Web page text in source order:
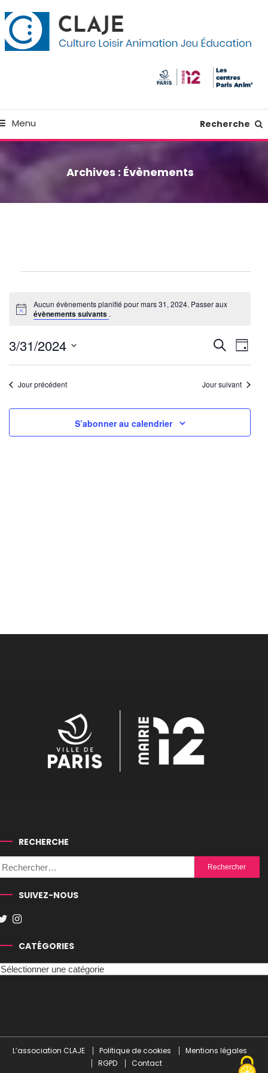
Menu Recherche
Archives : Évènements
mars
2024
Notice
Aucun évènements planifié pour mars 31, 2024. Passer aux
évènements suivants .
et
de
vues
Recherche
de
Jour
3/31/2024
Sélectionnez
uneJour précédent Jour suivant
S’abonner au calendrier
RECHERCHE
Rechercher :
SUIVEZ-NOUS
CATÉGORIES
L’association CLAJE Politique de cookies
Mentions légales
RGPD
Contact